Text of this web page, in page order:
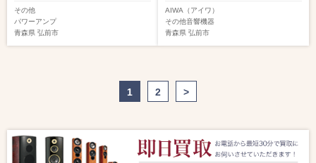
その他
パワーアンプ
青森県 弘前市
AIWA（アイワ）
その他音響機器
青森県 弘前市
1 2 >